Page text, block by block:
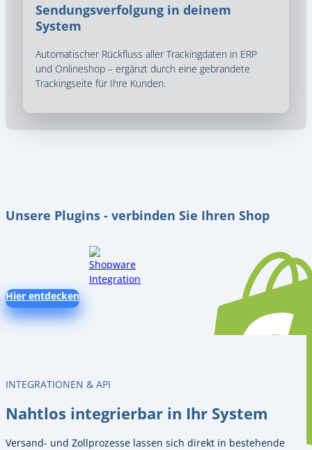
Sendungsverfolgung in deinem
System
Automatischer Rückfluss aller Trackingdaten in ERP
und Onlineshop – ergänzt durch eine gebrandete
Trackingseite für Ihre Kunden.
Unsere Plugins - verbinden Sie Ihren Shop
Hier entdecken
INTEGRATIONEN & API
Nahtlos integrierbar in Ihr System
Versand- und Zollprozesse lassen sich direkt in bestehende